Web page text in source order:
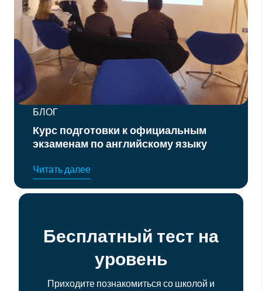
БЛОГ
Курс подготовки к официальным
экзаменам по английскому языку
Читать далее
Бесплатный тест на
уровень
Приходите познакомиться со школой и